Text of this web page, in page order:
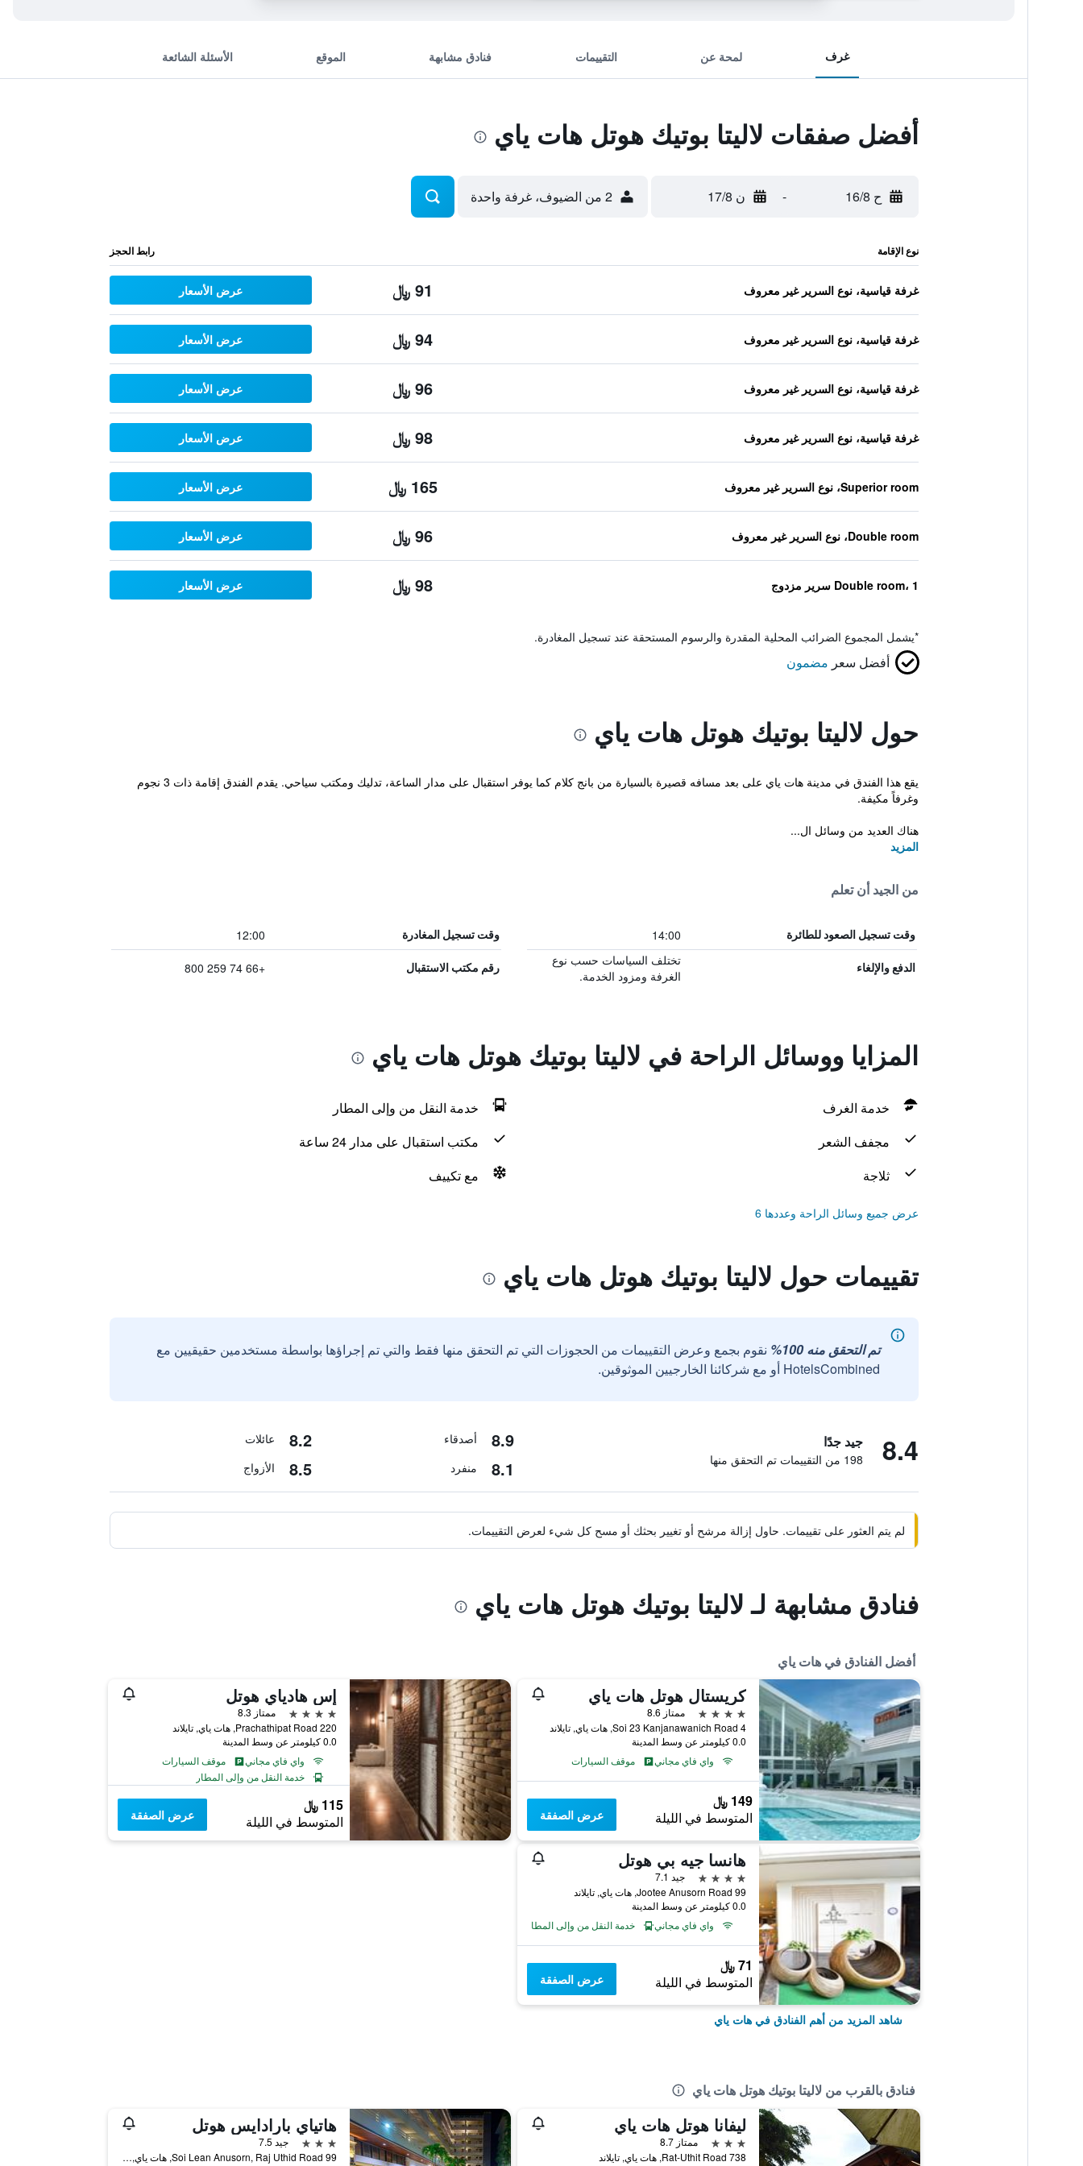
غرف لمحة عن التقييمات فنادق مشابهة الموقع الأسئلة الشائعة
أفضل صفقات لاليتا بوتيك هوتل هات ياي
ح 16/8 - ن 17/8 2 من الضيوف، غرفة واحدة
نوع الإقامة رابط الحجز
غرفة قياسية، نوع السرير غير معروف 91 ﷼ عرض الأسعار
غرفة قياسية، نوع السرير غير معروف 94 ﷼ عرض الأسعار
غرفة قياسية، نوع السرير غير معروف 96 ﷼ عرض الأسعار
غرفة قياسية، نوع السرير غير معروف 98 ﷼ عرض الأسعار
Superior room، نوع السرير غير معروف 165 ﷼ عرض الأسعار
Double room، نوع السرير غير معروف 96 ﷼ عرض الأسعار
Double room، 1 سرير مزدوج 98 ﷼ عرض الأسعار
*يشمل المجموع الضرائب المحلية المقدرة والرسوم المستحقة عند تسجيل المغادرة.
أفضل سعر مضمون
حول لاليتا بوتيك هوتل هات ياي
يقع هذا الفندق في مدينة هات ياي على بعد مسافه قصيرة بالسيارة من بانج كلام كما يوفر استقبال على مدار الساعة، تدليك ومكتب سياحي. يقدم الفندق إقامة ذات 3 نجوم
وغرفاً مكيفة.
هناك العديد من وسائل ال...
المزيد
من الجيد أن تعلم
وقت تسجيل الصعود للطائرة 14:00 وقت تسجيل المغادرة 12:00
الدفع والإلغاء
تختلف السياسات حسب نوع
الغرفة ومزود الخدمة.
رقم مكتب الاستقبال +66 74 259 800
المزايا ووسائل الراحة في لاليتا بوتيك هوتل هات ياي
خدمة الغرف
خدمة النقل من وإلى المطار
مجفف الشعر
مكتب استقبال على مدار 24 ساعة
ثلاجة
مع تكييف
عرض جميع وسائل الراحة وعددها 6
تقييمات حول لاليتا بوتيك هوتل هات ياي
تم التحقق منه 100%
نقوم بجمع وعرض التقييمات من الحجوزات التي تم التحقق منها فقط والتي تم إجراؤها بواسطة مستخدمين حقيقيين مع
HotelsCombined أو مع شركائنا الخارجيين الموثوقين.
8.4 جيد جدًا
198 من التقييمات تم التحقق منها
8.9 أصدقاء 8.2 عائلات
8.1 منفرد 8.5 الأزواج
لم يتم العثور على تقييمات. حاول إزالة مرشح أو تغيير بحثك أو مسح كل شيء لعرض التقييمات.
فنادق مشابهة لـ لاليتا بوتيك هوتل هات ياي
أفضل الفنادق في هات ياي
كريستال هوتل هات ياي
4 نجوم
ممتاز 8.6
4 Soi 23 Kanjanawanich Road, هات ياي, تايلاند
0.0 كيلومتر عن وسط المدينة
واي فاي مجاني
موقف السيارات
149 ﷼
المتوسط في الليلة عرض الصفقة
إس هادياي هوتل
4 نجوم
ممتاز 8.3
220 Prachathipat Road, هات ياي, تايلاند
0.0 كيلومتر عن وسط المدينة
واي فاي مجاني
موقف السيارات
خدمة النقل من وإلى المطار
115 ﷼
المتوسط في الليلة عرض الصفقة
هانسا جيه بي هوتل
4 نجوم
جيد 7.1
99 Jootee Anusorn Road, هات ياي, تايلاند
0.0 كيلومتر عن وسط المدينة
واي فاي مجاني
خدمة النقل من وإلى المطار
71 ﷼
المتوسط في الليلة عرض الصفقة
شاهد المزيد من أهم الفنادق في هات ياي
فنادق بالقرب من لاليتا بوتيك هوتل هات ياي
ليفانا هوتل هات ياي
3 نجوم
ممتاز 8.7
738 Rat-Uthit Road, هات ياي, تايلاند
هاتياي بارادايس هوتل
3 نجوم
جيد 7.5
99 Soi Lean Anusorn, Raj Uthid Road, هات ياي, تايلاند